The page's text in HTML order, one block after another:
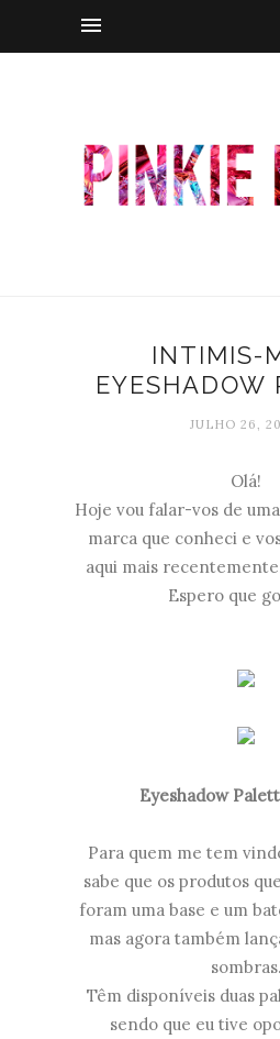
INTIMIS-
EYESHADOW
JULHO 26,
Olá!
Hoje vou falar-vos de
marca que conheci e
aqui mais
Espero que
Eyeshadow
Para quem me tem
sabe que os produtos
foram uma base e um
mas agora também
sombras.
Têm disponíveis duas
sendo que eu tive